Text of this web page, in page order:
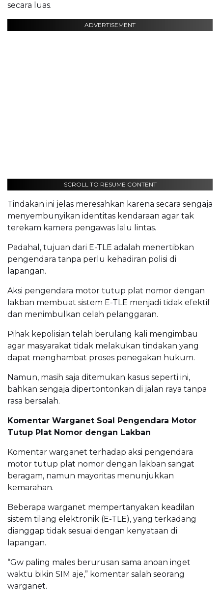
secara luas.
ADVERTISEMENT
SCROLL TO RESUME CONTENT
Tindakan ini jelas meresahkan karena secara sengaja
menyembunyikan identitas kendaraan agar tak
terekam kamera pengawas lalu lintas.
Padahal, tujuan dari E-TLE adalah menertibkan
pengendara tanpa perlu kehadiran polisi di
lapangan.
Aksi pengendara motor tutup plat nomor dengan
lakban membuat sistem E-TLE menjadi tidak efektif
dan menimbulkan celah pelanggaran.
Pihak kepolisian telah berulang kali mengimbau
agar masyarakat tidak melakukan tindakan yang
dapat menghambat proses penegakan hukum.
Namun, masih saja ditemukan kasus seperti ini,
bahkan sengaja dipertontonkan di jalan raya tanpa
rasa bersalah.
Komentar Warganet Soal Pengendara Motor
Tutup Plat Nomor dengan Lakban
Komentar warganet terhadap aksi pengendara
motor tutup plat nomor dengan lakban sangat
beragam, namun mayoritas menunjukkan
kemarahan.
Beberapa warganet mempertanyakan keadilan
sistem tilang elektronik (E-TLE), yang terkadang
dianggap tidak sesuai dengan kenyataan di
lapangan.
“Gw paling males berurusan sama anoan inget
waktu bikin SIM aje,” komentar salah seorang
warganet.